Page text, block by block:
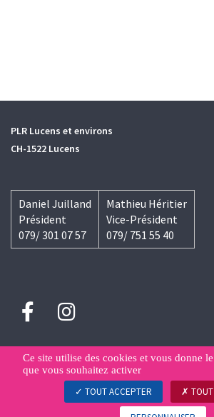
PLR Lucens et environs
CH-1522 Lucens
Daniel Juilland
Président
079/ 301 07 57
Mathieu Héritier
Vice-Président
079/ 751 55 40
Déclaration de confidentialité
© PLR.Les Libéraux-Radicaux
Ce site utilise des cookies et vous donne
que vous souhaitez activer
TOUT ACCEPTER